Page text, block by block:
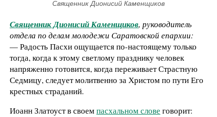
Священник Дионисий Каменщиков
Священник Дионисий Каменщиков, руководитель
отдела по делам молодежи Саратовской епархии:
— Радость Пасхи ощущается по-настоящему только
тогда, когда к этому светлому празднику человек
напряженно готовится, когда переживает Страстную
Седмицу, следует молитвенно за Христом по пути Его
крестных страданий.
Иоанн Златоуст в своемпасхальном слове говорит: